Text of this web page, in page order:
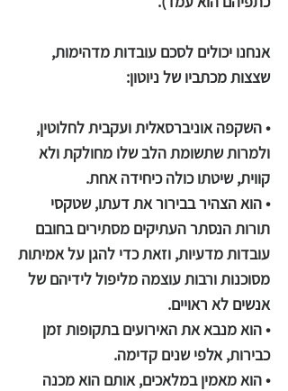
אנחנו יכולים לסכם עובדות מדהימות,
שצצות מכתביו של ניוטון:
• השקפה אוניברסאלית ועקבית לחלוטין,
ולמרות שתשומת הלב שלו מחולקת ולא
קווית, שיטתו כולה כיחידה אחת.
• הוא הצהיר בבירור את דעתו, שטקסי
תורות הנסתר העתיקים מסתירים בחובם
עובדות מדעיות, וזאת כדי להגן על אמיתות
מסוכנות ורבות עוצמה מליפול לידיהם של
אנשים לא ראויים.
• הוא מנבא את האירועים בתקופות זמן
כבירות, אלפי שנים קדימה.
• הוא מאמין במלאכים, אותם הוא מכנה